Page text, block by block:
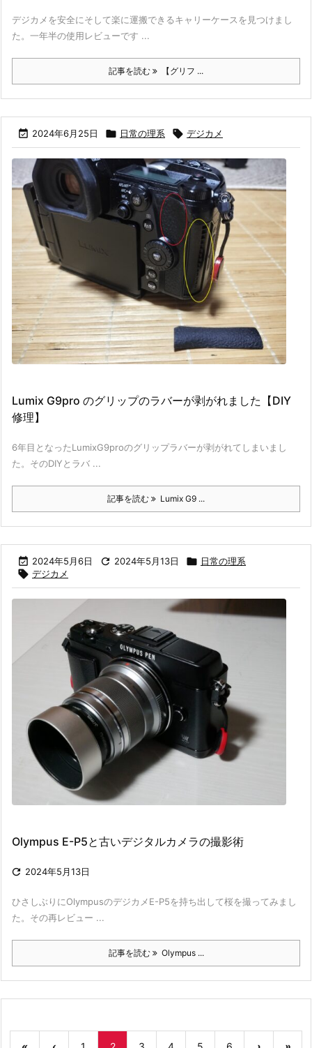
デジカメを安全にそして楽に運搬できるキャリーケースを見つけまし
た。一年半の使用レビューです ...
記事を読む 【グリフ ...
 2024年6月25日  日常の理系  デジカメ
Lumix G9pro のグリップのラバーが剥がれました【DIY
修理】
6年目となったLumixG9proのグリップラバーが剥がれてしまいまし
た。そのDIYとラバ ...
記事を読む Lumix G9 ...
 2024年5月6日  2024年5月13日  日常の理系
 デジカメ
Olympus E-P5と古いデジタルカメラの撮影術
 2024年5月13日
ひさしぶりにOlympusのデジカメE-P5を持ち出して桜を撮ってみまし
た。その再レビュー ...
記事を読む Olympus ...